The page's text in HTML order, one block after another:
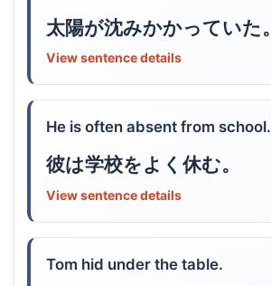
太陽が沈みかかっていた。
View sentence details
He is often absent from school.
彼は学校をよく休む。
View sentence details
Tom hid under the table.